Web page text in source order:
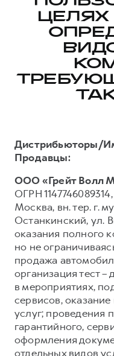
F7
от 2 899 000 ₽
от 3 449 000 ₽
Тест-драйв
Трейд-ин
КРЕДИТ И
Кредитный
Для малого бизнеса
Корпоративным
Крупным
Система
Сервис для
HAVAL Лизинг
АКСЕССУАРЫ
Автомобильные
СЕРВИСНОЕ
Нулевое ТО
Программа
Регламенты
Электронный ПТС
GWM Безопасность
Гарантия HAVAL
Мобильное
Программа
Руководства по
Подписки
АКСЕССУАРЫ
Автомобильные
Коллекция CITY
Коллекция Базовая
О дилере
Наша команда
Дистрибьюторы/
Продавцы:
ООО «Грейт Волл
ОГРН
Москва, вн. тер. г.
Останкинский, ул.
оказания полного
но не
продажа
организация тест –
в мероприятиях,
сервисов,
услуг; проведения
гарантийного,
оформления
отдельных видов